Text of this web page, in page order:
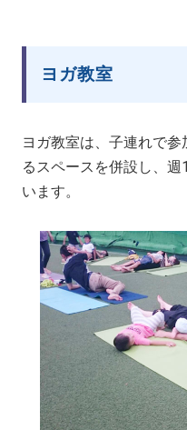
ヨガ教室
ヨガ教室は、子連れで
るスペースを併設し、
います。